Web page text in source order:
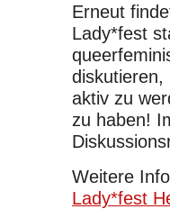
Erneut
Lady*fest
diskutieren,
aktiv zu
zu haben!
Weitere
Lady*fest